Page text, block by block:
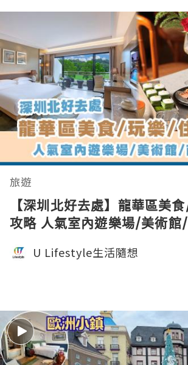
旅遊
【深圳北好去處】龍華區美
攻略 人氣室內遊樂場/美術館
U Lifestyle生活隨想